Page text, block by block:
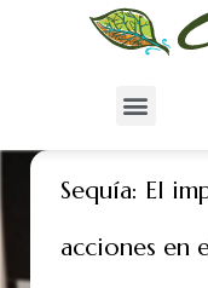
Sequía: El
acciones en